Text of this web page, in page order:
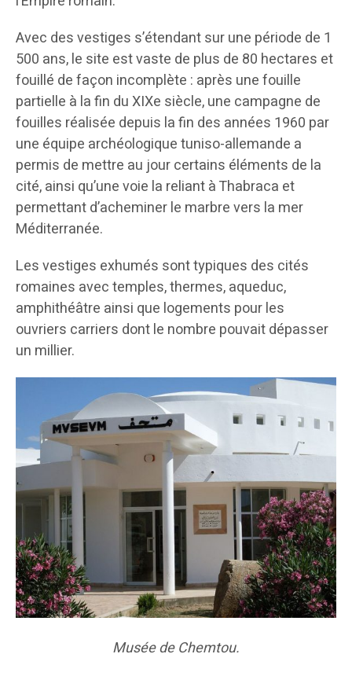
Avec des vestiges s’étendant sur une période de 1
500 ans, le site est vaste de plus de 80 hectares et
fouillé de façon incomplète : après une fouille
partielle à la fin du XIXe siècle, une campagne de
fouilles réalisée depuis la fin des années 1960 par
une équipe archéologique tuniso-allemande a
permis de mettre au jour certains éléments de la
cité, ainsi qu’une voie la reliant à Thabraca et
permettant d’acheminer le marbre vers la mer
Méditerranée.
Les vestiges exhumés sont typiques des cités
romaines avec temples, thermes, aqueduc,
amphithéâtre ainsi que logements pour les
ouvriers carriers dont le nombre pouvait dépasser
un millier.
Musée de Chemtou.